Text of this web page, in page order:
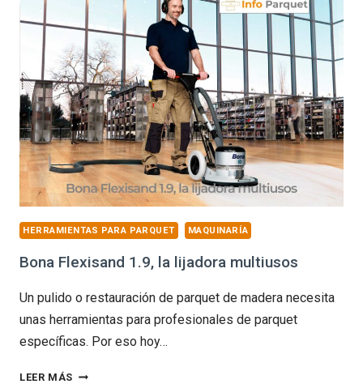
HERRAMIENTAS PARA PARQUET MAQUINARÍA
Bona Flexisand 1.9, la lijadora multiusos
Un pulido o restauración de parquet de madera necesita
unas herramientas para profesionales de parquet
específicas. Por eso hoy…
LEER MÁS BONA